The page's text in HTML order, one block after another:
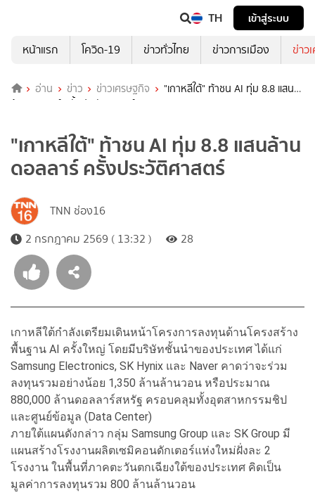
TH
เข้าสู่ระบบ
หน้าแรก
โควิด-19 ข่าวทั่วไทย ข่าวการเมือง ข่าว
อ่าน ข่าว ข่าวเศรษฐกิจ
"เกาหลีใต้" ท้าชน AI ทุ่ม 8.8 แสน
ล้านดอลลาร์ ครั้งประวัติศาสตร์
"เกาหลีใต้" ท้าชน AI ทุ่ม 8.8 แสนล้าน
ดอลลาร์ ครั้งประวัติศาสตร์
TNN ช่อง16
2 กรกฎาคม 2569 ( 13:32 )
28
เกาหลีใต้กำลังเตรียมเดินหน้าโครงการลงทุนด้านโครงสร้าง
พื้นฐาน AI ครั้งใหญ่ โดยมีบริษัทชั้นนำของประเทศ ได้แก่
Samsung Electronics, SK Hynix และ Naver คาดว่าจะร่วม
ลงทุนรวมอย่างน้อย 1,350 ล้านล้านวอน หรือประมาณ
880,000 ล้านดอลลาร์สหรัฐ ครอบคลุมทั้งอุตสาหกรรมชิป
และศูนย์ข้อมูล (Data Center)
ภายใต้แผนดังกล่าว กลุ่ม Samsung Group และ SK Group มี
แผนสร้างโรงงานผลิตเซมิคอนดักเตอร์แห่งใหม่ฝั่งละ 2
โรงงาน ในพื้นที่ภาคตะวันตกเฉียงใต้ของประเทศ คิดเป็น
มูลค่าการลงทุนรวม 800 ล้านล้านวอน